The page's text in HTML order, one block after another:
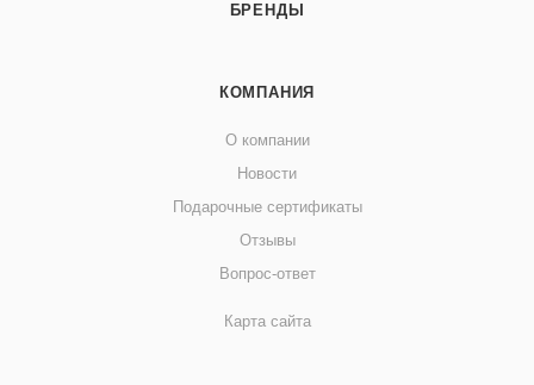
БРЕНДЫ
КОМПАНИЯ
О компании
Новости
Подарочные сертификаты
Отзывы
Вопрос-ответ
Карта сайта